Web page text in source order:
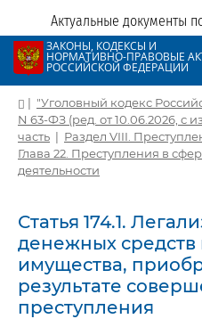
Актуальные документы
ЗАКОНЫ, КОДЕКСЫ И
НОРМАТИВНО-ПРАВОВЫЕ
РОССИЙСКОЙ ФЕДЕРАЦИИ
| "Уголовный кодекс
N 63-ФЗ (ред. от 10.06.2026, с
часть | Раздел VIII.
Глава 22. Преступления в
деятельности
Статья 174.1.
денежных средств
имущества,
результате
преступления